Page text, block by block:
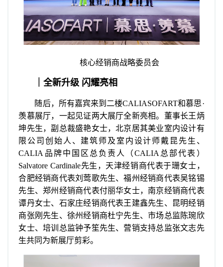
核心经销商战略委员会
｜全新升级 闪耀亮相
随后，所有嘉宾来到二楼CALIASOFART和慕思·
羡慕展厅，一起见证两大展厅全新亮相。董事长王炳
坤先生，副总裁盛艳女士，北京居其美业室内设计有
限公司创始人、建筑师及室内设计师戴昆先生、
CALIA品牌中国区总负责人（CALIA总部代表）
Salvatore Cardinale先生，天津经销商代表于珊女士，
合肥经销商代表刘莺歌先生、福州经销商代表吴铭锡
先生、郑州经销商代表付丽华女士，南京经销商代表
谭丹女士、石家庄经销商代表王建鑫先生、昆明经销
商张刚先生、徐州经销商杜宁先生、市场总监陈琬欣
女士、培训总监钟予笙先生、营销支持总监张文志先
生共同为新展厅剪彩。